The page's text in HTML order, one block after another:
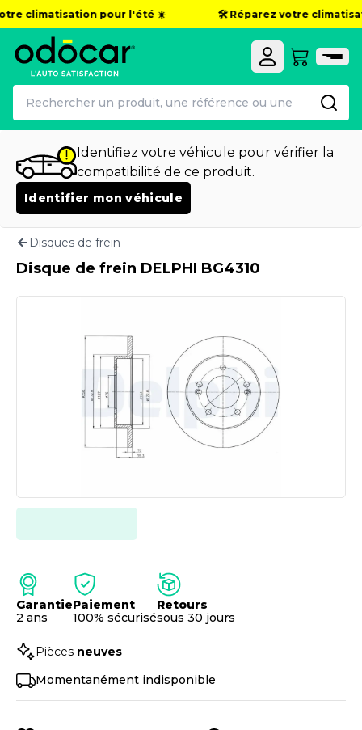
climatisation pour l'été ☀️ 🛠️ Réparez votre
Identifiez votre véhicule pour vérifier la
compatibilité de ce produit.
Identifier mon véhicule
Disques de frein
Disque de frein DELPHI BG4310
Garantie
2 ans
Paiement
100% sécurisé
Retours
sous 30 jours
Pièces neuves
Momentanément indisponible